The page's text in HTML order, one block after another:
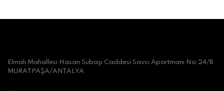
Elmalı Mahallesi Hasan Subaşı Caddesi Savcı Apartmanı No:24/B
MURATPAŞA/ANTALYA